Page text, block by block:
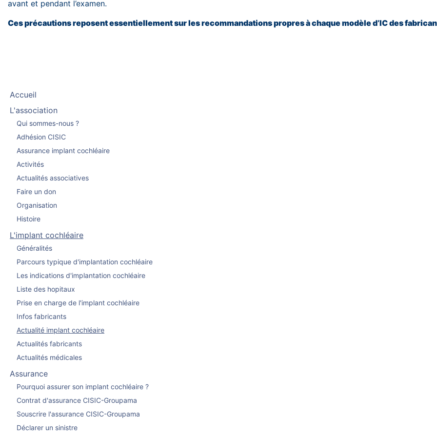
avant et pendant l’examen.
Ces précautions reposent essentiellement sur les recommandations propres à chaque modèle d’IC des
Accueil
L'association
Qui sommes-nous ?
Adhésion CISIC
Assurance implant cochléaire
Activités
Actualités associatives
Faire un don
Organisation
Histoire
L'implant cochléaire
Généralités
Parcours typique d'implantation cochléaire
Les indications d'implantation cochléaire
Liste des hopitaux
Prise en charge de l'implant cochléaire
Infos fabricants
Actualité implant cochléaire
Actualités fabricants
Actualités médicales
Assurance
Pourquoi assurer son implant cochléaire ?
Contrat d'assurance CISIC-Groupama
Souscrire l'assurance CISIC-Groupama
Déclarer un sinistre